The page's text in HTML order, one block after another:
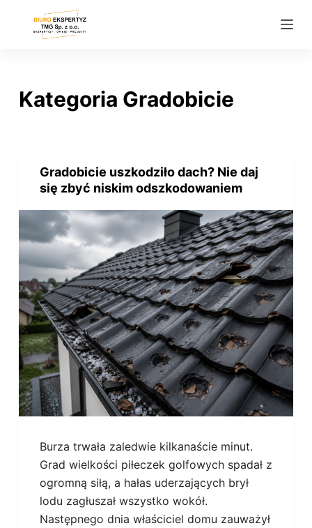
d
e
c
Kategoria Gradobicie
Gradobicie uszkodziło dach? Nie daj
się zbyć niskim odszkodowaniem
Burza trwała zaledwie kilkanaście minut.
Grad wielkości piłeczek golfowych spadał z
ogromną siłą, a hałas uderzających brył
lodu zagłuszał wszystko wokół.
Następnego dnia właściciel domu zauważył